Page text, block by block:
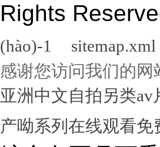
Rights
(hào)-1
sitemap.xml
感谢您访问我们的
亚洲中文自拍另类
产呦系列在线观看免